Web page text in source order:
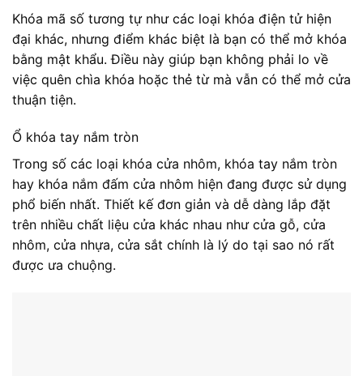
Khóa mã số tương tự như các loại khóa điện tử hiện
đại khác, nhưng điểm khác biệt là bạn có thể mở khóa
bằng mật khẩu. Điều này giúp bạn không phải lo về
việc quên chìa khóa hoặc thẻ từ mà vẫn có thể mở cửa
thuận tiện.
Ổ khóa tay nắm tròn
Trong số các loại khóa cửa nhôm, khóa tay nắm tròn
hay khóa nắm đấm cửa nhôm hiện đang được sử dụng
phổ biến nhất. Thiết kế đơn giản và dễ dàng lắp đặt
trên nhiều chất liệu cửa khác nhau như cửa gỗ, cửa
nhôm, cửa nhựa, cửa sắt chính là lý do tại sao nó rất
được ưa chuộng.